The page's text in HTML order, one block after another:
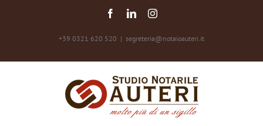
FacebookLinkedInInstagram
+39 0321 620 520 | segreteria@notaioauteri.it